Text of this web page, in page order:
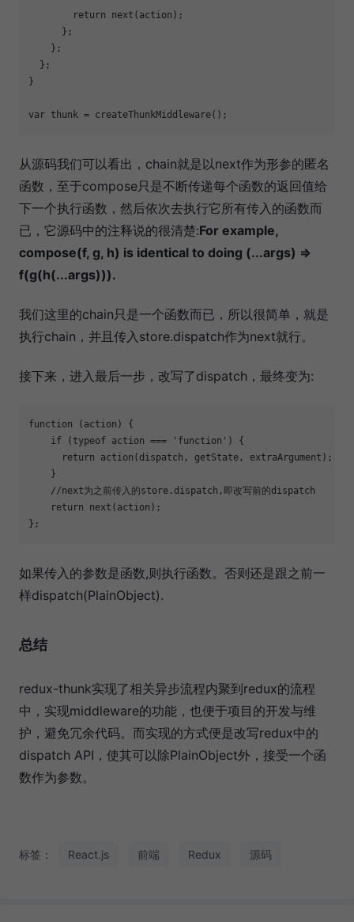
return next(action);
      };
    };
  };
}
var
从源码我们可以看出，chain就是以next作为形参的匿名
函数，至于compose只是不断传递每个函数的返回值给
下一个执行函数，然后依次去执行它所有传入的函数而
已，它源码中的注释说的很清楚:For example,
compose(f, g, h) is identical to doing (...args) =>
f(g(h(...args))).
我们这里的chain只是一个函数而已，所以很简单，就是
执行chain，并且传入store.dispatch作为next就行。
接下来，进入最后一步，改写了dispatch，最终变为:
function ( action ) {
if ( typeof action === 'function' ) {
return action(dispatch, getState, extraArgument);
    }
//next为之前传入的store.dispatch,即改写前的dispatch
return next(action);
如果传入的参数是函数,则执行函数。否则还是跟之前一
样dispatch(PlainObject).
总结
redux-thunk实现了相关异步流程内聚到redux的流程
中，实现middleware的功能，也便于项目的开发与维
护，避免冗余代码。而实现的方式便是改写redux中的
dispatch API，使其可以除PlainObject外，接受一个函
数作为参数。
标签： React.js 前端 Redux 源码